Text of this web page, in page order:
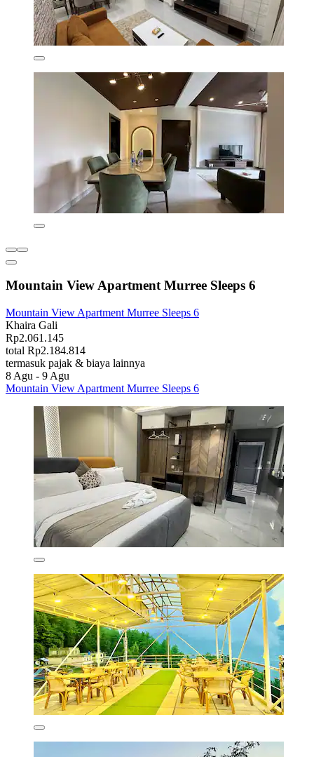
Mountain View Apartment Murree Sleeps 6
Mountain View Apartment Murree Sleeps 6
Khaira Gali
Rp2.061.145
total Rp2.184.814
termasuk pajak & biaya lainnya
8 Agu - 9 Agu
Mountain View Apartment Murree Sleeps 6